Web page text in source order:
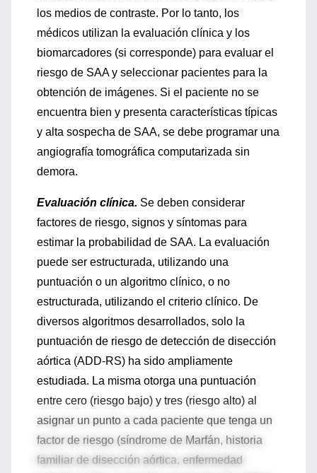
los medios de contraste. Por lo tanto, los
médicos utilizan la evaluación clínica y los
biomarcadores (si corresponde) para evaluar el
riesgo de SAA y seleccionar pacientes para la
obtención de imágenes. Si el paciente no se
encuentra bien y presenta características típicas
y alta sospecha de SAA, se debe programar una
angiografía tomográfica computarizada sin
demora.
Evaluación clínica. Se deben considerar
factores de riesgo, signos y síntomas para
estimar la probabilidad de SAA. La evaluación
puede ser estructurada, utilizando una
puntuación o un algoritmo clínico, o no
estructurada, utilizando el criterio clínico. De
diversos algoritmos desarrollados, solo la
puntuación de riesgo de detección de disección
aórtica (ADD-RS) ha sido ampliamente
estudiada. La misma otorga una puntuación
entre cero (riesgo bajo) y tres (riesgo alto) al
asignar un punto a cada paciente que tenga un
factor de riesgo (síndrome de Marfán, historia
familiar de disección aórtica, enfermedad